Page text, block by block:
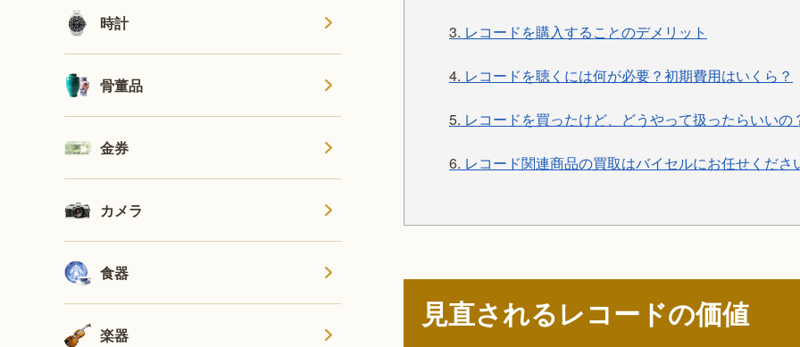
3. レコードを購入することのデメリット
4. レコードを聴くには何が必要？初期費用はいくら？
5. レコードを買ったけど、どうやって扱ったらいいの
6. レコード関連商品の買取はバイセルにお任せくださ
見直されるレコードの価値
時計
骨董品
金券
カメラ
食器
楽器